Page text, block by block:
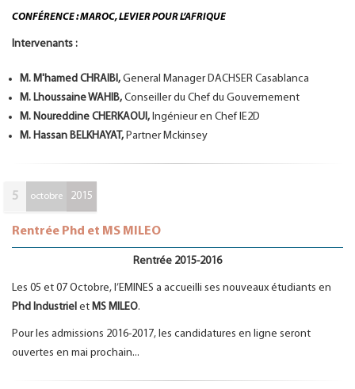
CONFÉRENCE : MAROC, LEVIER POUR L’AFRIQUE
Intervenants :
M. M'hamed CHRAIBI, General Manager DACHSER Casablanca
M. Lhoussaine WAHIB, Conseiller du Chef du Gouvernement
M. Noureddine CHERKAOUI, Ingénieur en Chef IE2D
M. Hassan BELKHAYAT, Partner Mckinsey
5 octobre 2015
Rentrée Phd et MS MILEO
Rentrée 2015-2016
Les 05 et 07 Octobre, l’EMINES a accueilli ses nouveaux étudiants en
Phd Industriel et MS MILEO.
Pour les admissions 2016-2017, les candidatures en ligne seront
ouvertes en mai prochain...